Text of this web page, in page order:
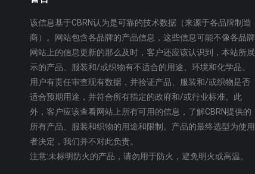
该信息基于CBRN认为是可靠的技术数据（来源于各品牌制造
商）。网站包含各品牌的产品信息，这些信息可能不像各品牌
网站上的信息更新的那么及时，客户还应该认识到，本站所展
示的产品、服装和/或织物有不适合的用途、环境和化学品。
用户有责任审查现有数据，并验证产品、服装和/或织物是否
适合预期用途，并符合所有指定的政府和/或行业标准。此
外，客户应该查看网站上所有可用的信息，了解CBRN提供的
所有产品、服装和织物的用途和限制。产品的最终选型为使用
者决定，我们并不对此负责。
注意:未标明防火的产品，请勿用于防火，避免明火或高温。